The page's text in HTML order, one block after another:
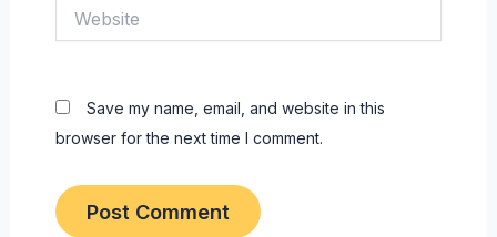
Save my name, email, and website in this
browser for the next time I comment.